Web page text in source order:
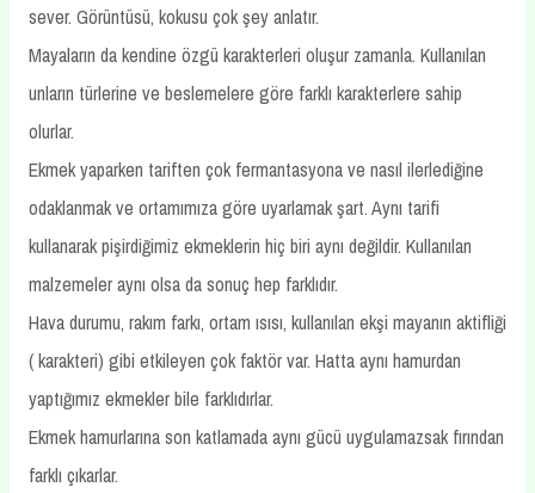
sever. Görüntüsü, kokusu çok şey anlatır.
Mayaların da kendine özgü karakterleri oluşur zamanla. Kullanılan
unların türlerine ve beslemelere göre farklı karakterlere sahip
olurlar.
Ekmek yaparken tariften çok fermantasyona ve nasıl ilerlediğine
odaklanmak ve ortamımıza göre uyarlamak şart. Aynı tarifi
kullanarak pişirdiğimiz ekmeklerin hiç biri aynı değildir. Kullanılan
malzemeler aynı olsa da sonuç hep farklıdır.
Hava durumu, rakım farkı, ortam ısısı, kullanılan ekşi mayanın aktifliği
( karakteri) gibi etkileyen çok faktör var. Hatta aynı hamurdan
yaptığımız ekmekler bile farklıdırlar.
Ekmek hamurlarına son katlamada aynı gücü uygulamazsak fırından
farklı çıkarlar.